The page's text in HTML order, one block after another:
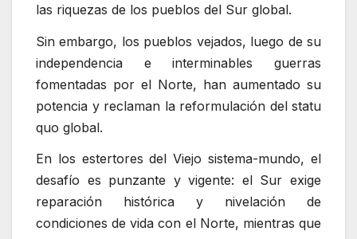
las riquezas de los pueblos del Sur global.
Sin embargo, los pueblos vejados, luego de su
independencia e interminables guerras
fomentadas por el Norte, han aumentado su
potencia y reclaman la reformulación del statu
quo global.
En los estertores del Viejo sistema-mundo, el
desafío es punzante y vigente: el Sur exige
reparación histórica y nivelación de
condiciones de vida con el Norte, mientras que